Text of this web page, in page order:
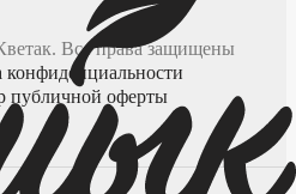
. Все права защищены
публичной оферты